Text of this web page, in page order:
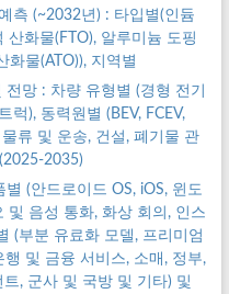
측 (~2032년) : 타입별(인듐
산화물(FTO), 알루미늄 도핑
화물(ATO)), 지역별
망 : 차량 유형별 (경형 전기
럭), 동력원별 (BEV, FCEV,
류 및 운송, 건설, 폐기물 관
2035)
(안드로이드 OS, iOS, 윈도
및 음성 통화, 화상 회의, 인스
(부분 유료화 모델, 프리미엄
및 금융 서비스, 소매, 정부,
, 군사 및 국방 및 기타) 및